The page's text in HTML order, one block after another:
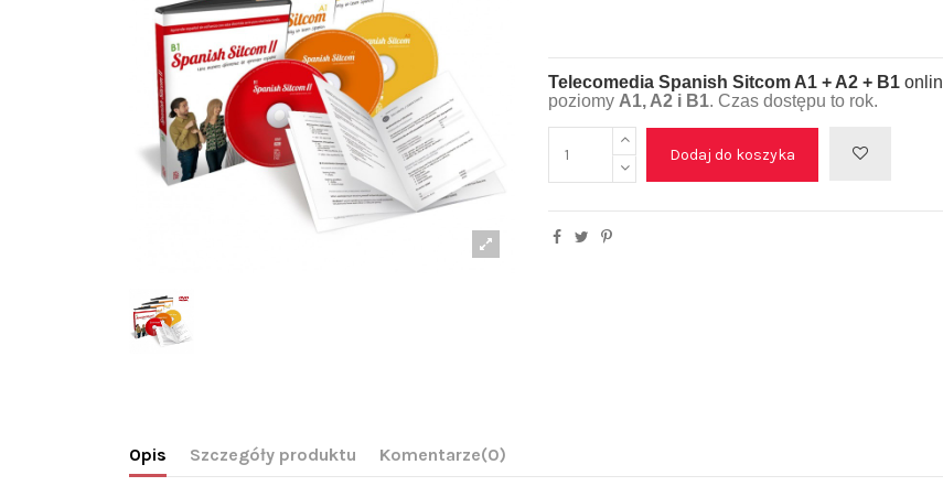
Telecomedia Spanish Sitcom A1 + A2 + B1
poziomy A1, A2 i B1. Czas dostępu to rok.
Dodaj do koszyka
Opis Szczegóły produktu Komentarze(0)